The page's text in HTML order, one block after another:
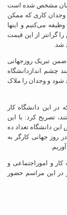
مشخص شده است
کاری که ممکن
می‌کنیم و اینها
گرانتر از این قیمت
شد.
ضمن تبریک روزجهانی
چشم اندازدانشگاه
شود و وجدان را ملاک
در این دانشگاه کار
تصریح کرد: با این
نفرکارگر زحمتکش این دانشگاه تعداد ده
روز جهانی کارگر به
و اموراجتماعی و
در این مراسم حضور